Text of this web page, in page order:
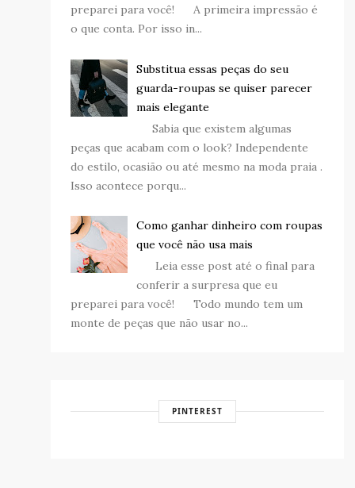
preparei para você! A primeira impressão é
o que conta. Por isso in...
Substitua essas peças do seu
guarda-roupas se quiser parecer
mais elegante
Sabia que existem algumas
peças que acabam com o look? Independente
do estilo, ocasião ou até mesmo na moda praia .
Isso acontece porqu...
Como ganhar dinheiro com roupas
que você não usa mais
Leia esse post até o final para
conferir a surpresa que eu
preparei para você! Todo mundo tem um
monte de peças que não usar no...
PINTEREST